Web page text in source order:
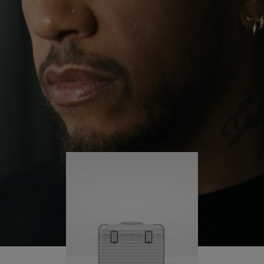
APPUYER
SUR
POUR
LA
LIRE
DÉSACTIVÉ.
VEUILLEZ
CLIQUER
POUR
RÉACTIVER
LE
SON
il continue de se lancer des défis et ainsi d'en
apprendre plus sur lui-même.
Sa valise RIMOWA Original Pilot l'accompagne à
chaque étape de son parcours et chacune de ses
marques raconte une histoire sur les lieux qu'il a